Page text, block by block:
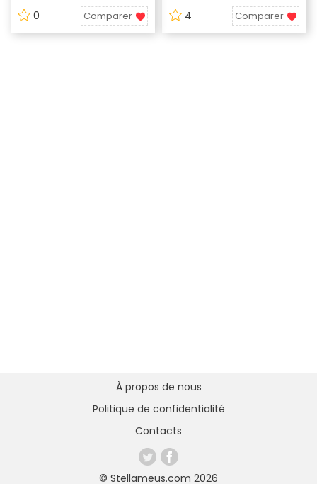
0 Comparer 4 Comparer
© Stellameus.com 2026
À propos de nous
Politique de confidentialité
Contacts